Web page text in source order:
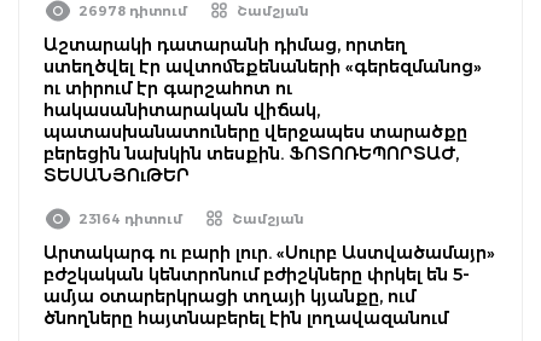
26978 դիտում Շամշյան
Աշտարակի դատարանի դիմաց, որտեղ
ստեղծվել էր ավտոմեքենաների «գերեզմանոց»
ու տիրում էր գարշահոտ ու
հակասանիտարական վիճակ,
պատասխանատուները վերջապես տարածքը
բերեցին նախկին տեսքին. ՖՈՏՈՌԵՊՈՐՏԱԺ,
ՏԵՍԱՆՅՈւԹԵՐ
23164 դիտում Շամշյան
Արտակարգ ու բարի լուր. «Սուրբ Աստվածամայր»
բժշկական կենտրոնում բժիշկները փրկել են 5-
ամյա օտարերկրացի տղայի կյանքը, ում
ծնողները հայտնաբերել էին լողավազանում